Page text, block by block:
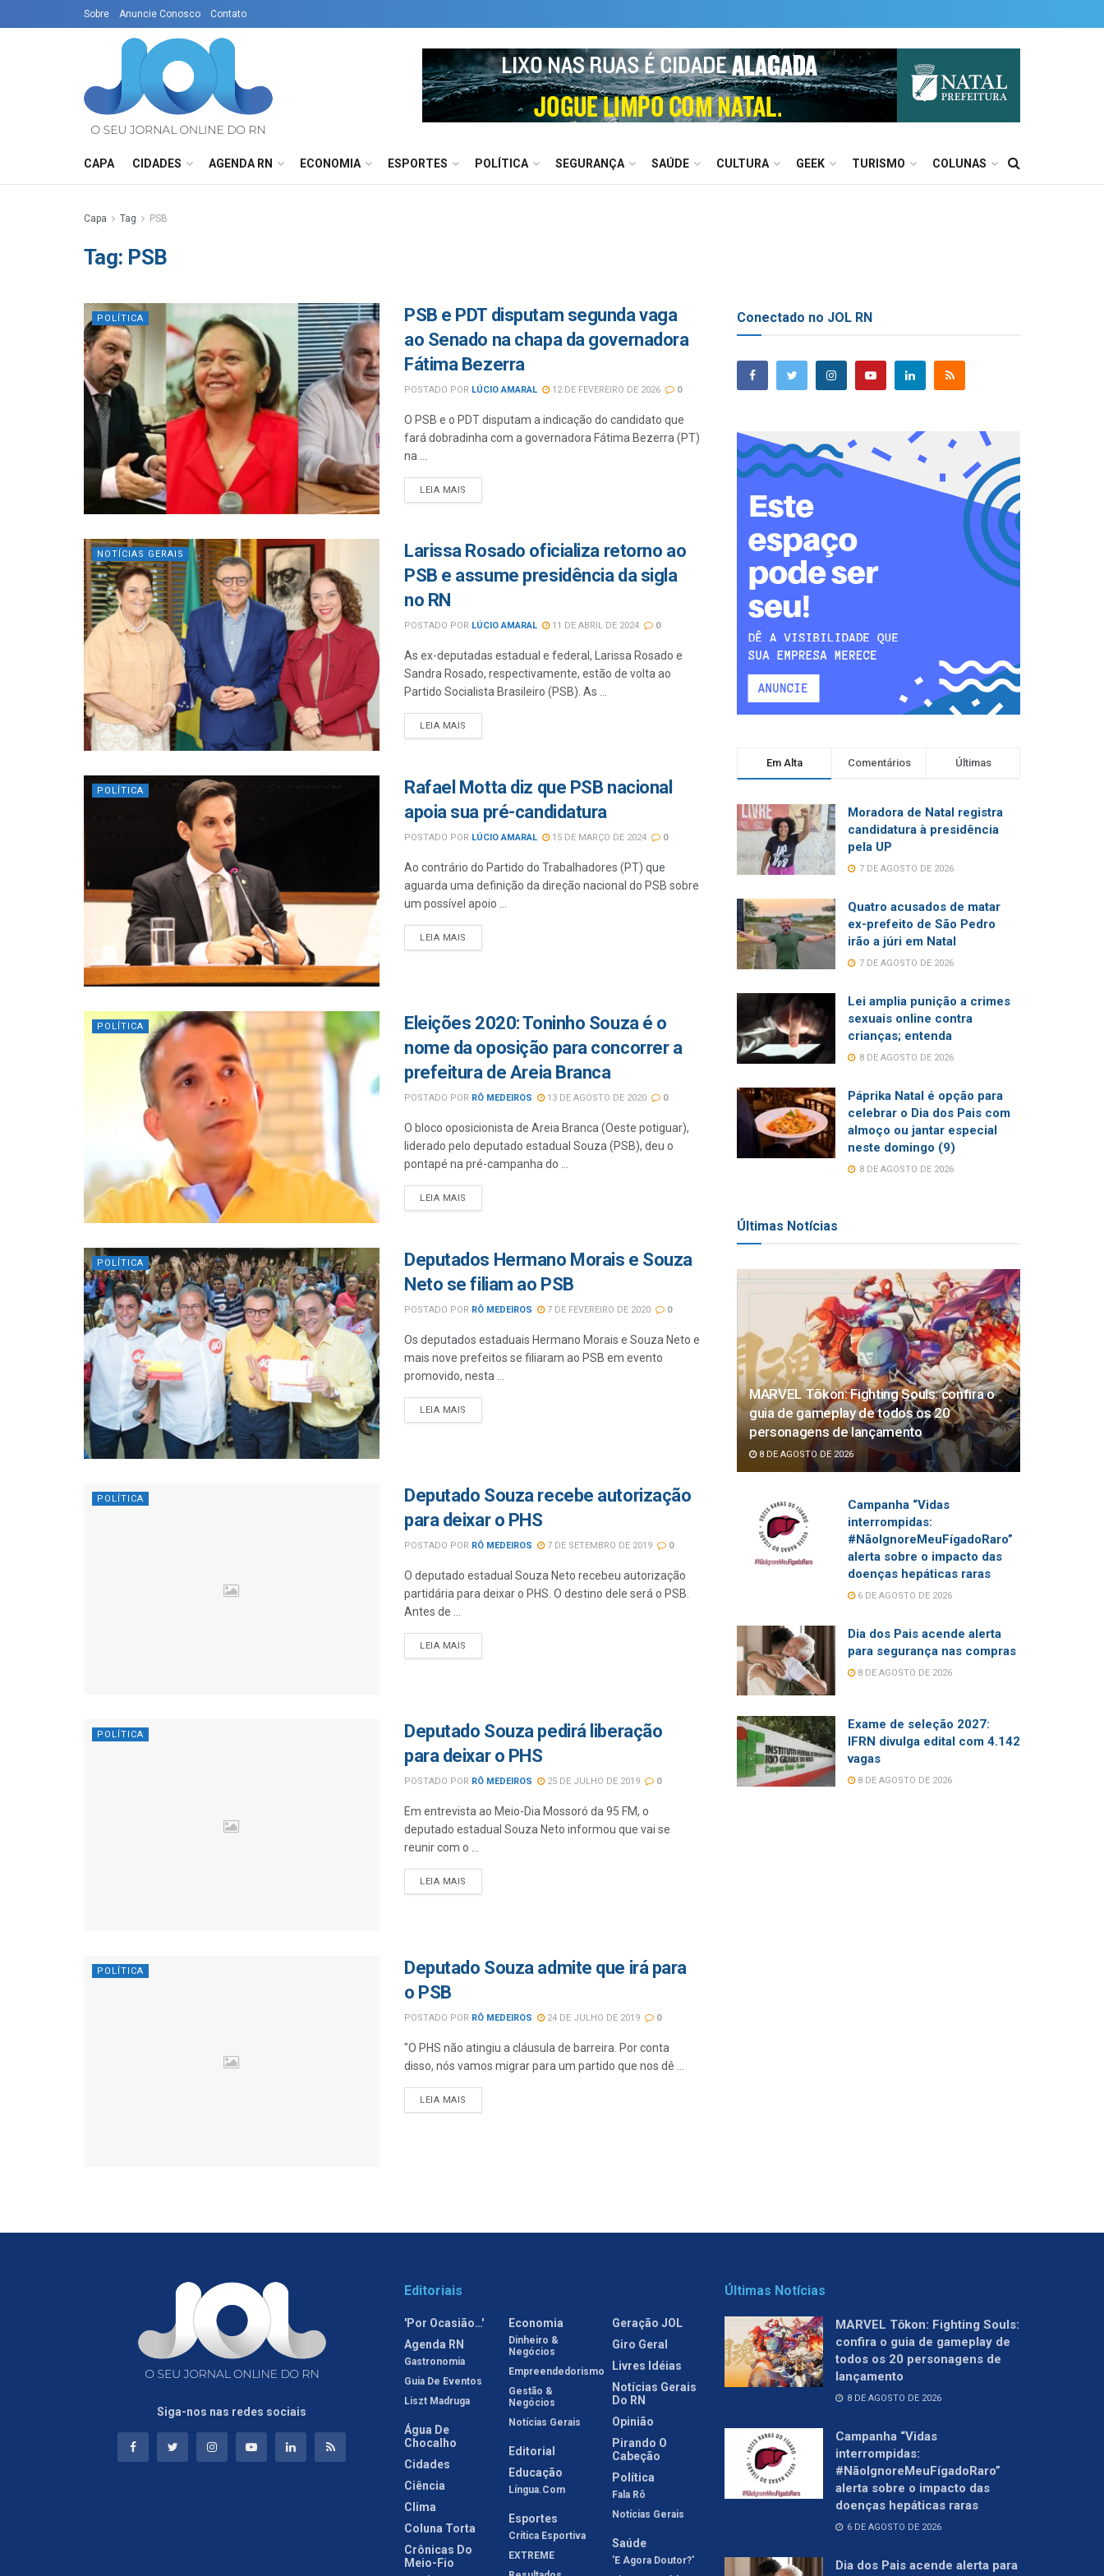
Sobre Anuncie Conosco Contato
CAPA CIDADES AGENDA RN ECONOMIA ESPORTES POLÍTICA SEGURANÇA SAÚDE CULTURA GEEK TURISMO COLUNAS
Capa Tag PSB
Tag: PSB
POLÍTICA
PSB e PDT disputam segunda vaga
ao Senado na chapa da governadora
Fátima Bezerra
POSTADO POR LÚCIO AMARAL 12 DE FEVEREIRO DE 2026 0
O PSB e o PDT disputam a indicação do candidato que
fará dobradinha com a governadora Fátima Bezerra (PT)
na ...
LEIA MAIS
NOTÍCIAS GERAIS
Larissa Rosado oficializa retorno ao
PSB e assume presidência da sigla
no RN
POSTADO POR LÚCIO AMARAL 11 DE ABRIL DE 2024 0
As ex-deputadas estadual e federal, Larissa Rosado e
Sandra Rosado, respectivamente, estão de volta ao
Partido Socialista Brasileiro (PSB). As ...
LEIA MAIS
POLÍTICA
Rafael Motta diz que PSB nacional
apoia sua pré-candidatura
POSTADO POR LÚCIO AMARAL 15 DE MARÇO DE 2024 0
Ao contrário do Partido do Trabalhadores (PT) que
aguarda uma definição da direção nacional do PSB sobre
um possível apoio ...
LEIA MAIS
POLÍTICA
Eleições 2020: Toninho Souza é o
nome da oposição para concorrer a
prefeitura de Areia Branca
POSTADO POR RÔ MEDEIROS 13 DE AGOSTO DE 2020 0
O bloco oposicionista de Areia Branca (Oeste potiguar),
liderado pelo deputado estadual Souza (PSB), deu o
pontapé na pré-campanha do ...
LEIA MAIS
POLÍTICA
Deputados Hermano Morais e Souza
Neto se filiam ao PSB
POSTADO POR RÔ MEDEIROS 7 DE FEVEREIRO DE 2020 0
Os deputados estaduais Hermano Morais e Souza Neto e
mais nove prefeitos se filiaram ao PSB em evento
promovido, nesta ...
LEIA MAIS
POLÍTICA
Deputado Souza recebe autorização
para deixar o PHS
POSTADO POR RÔ MEDEIROS 7 DE SETEMBRO DE 2019 0
O deputado estadual Souza Neto recebeu autorização
partidária para deixar o PHS. O destino dele será o PSB.
Antes de ...
LEIA MAIS
POLÍTICA
Deputado Souza pedirá liberação
para deixar o PHS
POSTADO POR RÔ MEDEIROS 25 DE JULHO DE 2019 0
Em entrevista ao Meio-Dia Mossoró da 95 FM, o
deputado estadual Souza Neto informou que vai se
reunir com o ...
LEIA MAIS
POLÍTICA
Deputado Souza admite que irá para
o PSB
POSTADO POR RÔ MEDEIROS 24 DE JULHO DE 2019 0
"O PHS não atingiu a cláusula de barreira. Por conta
disso, nós vamos migrar para um partido que nos dê ...
LEIA MAIS
Conectado no JOL RN
Em Alta Comentários Últimas
Moradora de Natal registra
candidatura à presidência
pela UP
7 DE AGOSTO DE 2026
Quatro acusados de matar
ex-prefeito de São Pedro
irão a júri em Natal
7 DE AGOSTO DE 2026
Lei amplia punição a crimes
sexuais online contra
crianças; entenda
8 DE AGOSTO DE 2026
Páprika Natal é opção para
celebrar o Dia dos Pais com
almoço ou jantar especial
neste domingo (9)
8 DE AGOSTO DE 2026
Últimas Notícias
MARVEL Tōkon: Fighting Souls: confira o
guia de gameplay de todos os 20
personagens de lançamento
8 DE AGOSTO DE 2026
Campanha “Vidas
interrompidas:
#NãoIgnoreMeuFígadoRaro”
alerta sobre o impacto das
doenças hepáticas raras
6 DE AGOSTO DE 2026
Dia dos Pais acende alerta
para segurança nas compras
8 DE AGOSTO DE 2026
Exame de seleção 2027:
IFRN divulga edital com 4.142
vagas
8 DE AGOSTO DE 2026
Siga-nos nas redes sociais
Editoriais
'Por Ocasião…'
Agenda RN
Gastronomia
Guia De Eventos
Liszt Madruga
Água De
Chocalho
Cidades
Ciência
Clima
Coluna Torta
Crônicas Do
Meio-Fio
Economia
Dinheiro &
Negócios
Empreendedorismo
Gestão &
Negócios
Notícias Gerais
Editorial
Educação
Língua.com
Esportes
Crítica Esportiva
EXTREME
Geração JOL
Giro Geral
Livres Idéias
Notícias Gerais
Do RN
Opinião
Pirando O
Cabeção
Política
Fala Rô
Notícias Gerais
Saúde
'E Agora Doutor?'
Últimas Notícias
MARVEL Tōkon: Fighting Souls:
confira o guia de gameplay de
todos os 20 personagens de
lançamento
8 DE AGOSTO DE 2026
Campanha “Vidas
interrompidas:
#NãoIgnoreMeuFígadoRaro”
alerta sobre o impacto das
doenças hepáticas raras
6 DE AGOSTO DE 2026
Dia dos Pais acende alerta para